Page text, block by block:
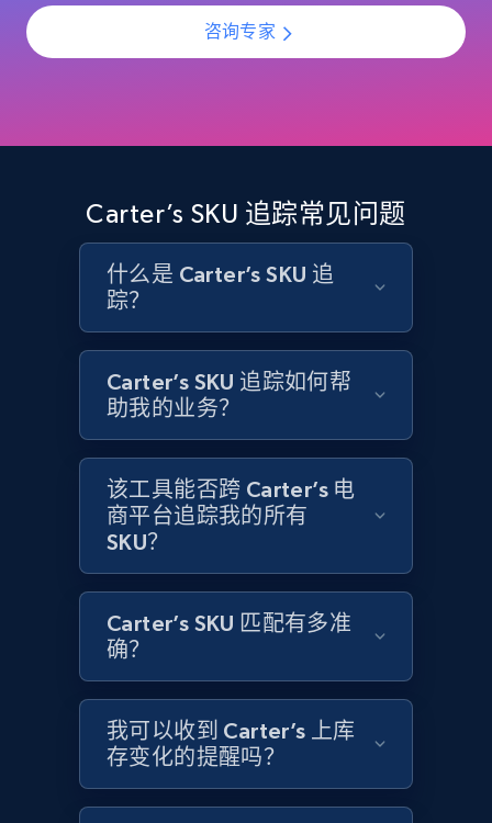
353+
URL, Domain, Country code, Model number,
Sku, Product id, Product name, Manufacturer,
and more.
2.1K+
Home Depot US - Discovery products by
specific category URL
URL, Domain, Country code, Model number,
Sku, Product id, Product name, Manufacturer,
and more.
Title, Seller name, Brand, Description, Initial
price, Currency, Availability, Reviews count, and
咨询专家
Carter’s SKU 追踪常见问题
什么是 Carter’s SKU 追
踪？
Carter’s SKU 追踪如何帮
助我的业务？
该工具能否跨 Carter’s 电
商平台追踪我的所有
SKU？
Carter’s SKU 匹配有多准
确？
我可以收到 Carter’s 上库
存变化的提醒吗？